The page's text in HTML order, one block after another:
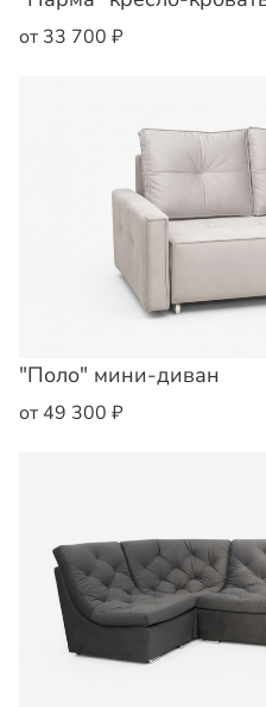
от 33 700 ₽
"Поло" мини-диван
от 49 300 ₽